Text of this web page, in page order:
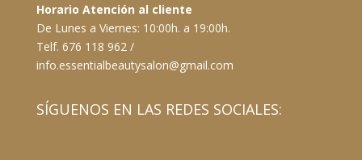
Horario Atención al cliente
De Lunes a Viernes: 10:00h. a 19:00h.
Telf. 676 118 962 /
info.essentialbeautysalon@gmail.com
SÍGUENOS EN LAS REDES SOCIALES: